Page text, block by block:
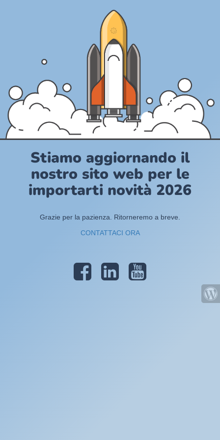
Stiamo aggiornando il
nostro sito web per le
importarti novità 2026
Grazie per la pazienza. Ritorneremo a breve.
CONTATTACI ORA